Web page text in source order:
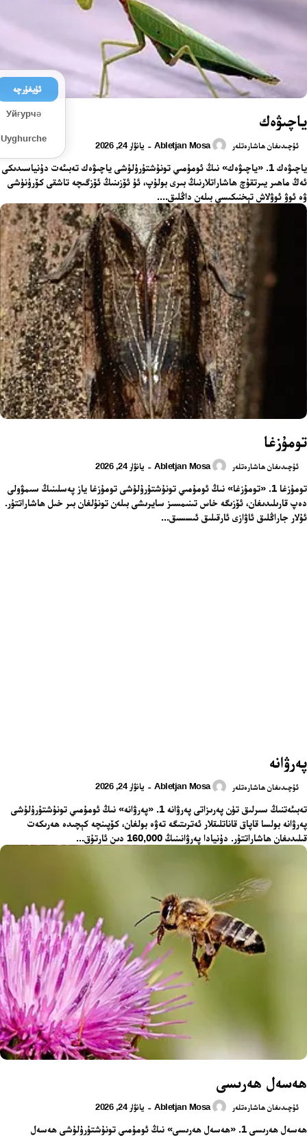
24 سائەت ئەزالىق پىلانى
ياچىۋەك
ئۇچىدىغان ھاشارەتلەر Abletjan Mosa
- يانۋار 24, 2026
ياچىۋەك 1. «ياچىۋەك» نىڭ ئومۇمىي تونۇشتۇرۇلۇشى ياچىۋەك تەبىئەت دۇنياسىدىكى
ئەڭ ماھىر يىرتقۇچ ھاشاراتلارنىڭ بىرى بولۇپ، ئۇ ئۆزىنىڭ ئۆزگىچە تاشقى كۆرۈنۈشى
ۋە ئوۋ ئوۋلاش تېخنىكىسى بىلەن داڭلىق....
تومۇزغا
ئۇچىدىغان ھاشارەتلەر Abletjan Mosa
- يانۋار 24, 2026
تومۇزغا 1. «تومۇزغا» نىڭ ئومۇمىي تونۇشتۇرۇلۇشى تومۇزغا ياز پەسلىنىڭ سىمۋولى
دەپ قارىلىدىغان، ئۆزىگە خاس تىنىمسىز سايرىشى بىلەن تونۇلغان بىر خىل ھاشاراتتۇر.
ئۇلار جاراڭلىق ئاۋازى ئارقىلىق ئىسسىق...
پەرۋانە
ئۇچىدىغان ھاشارەتلەر Abletjan Mosa
- يانۋار 24, 2026
تەبىئەتنىڭ سىرلىق تۈن پەرىزاتى پەرۋانە 1. «پەرۋانە» نىڭ ئومۇمىي تونۇشتۇرۇلۇشى
پەرۋانە بولسا قاپاق قاناتلىقلار ئەترىتىگە تەۋە بولغان، كۆپىنچە كېچىدە ھەرىكەت
قىلىدىغان ھاشاراتتۇر. دۇنيادا پەرۋانىنىڭ 160,000 دىن ئارتۇق...
ھەسەل ھەرىسى
ئۇچىدىغان ھاشارەتلەر Abletjan Mosa
- يانۋار 24, 2026
ھەسەل ھەرىسى 1. «ھەسەل ھەرىسى» نىڭ ئومۇمىي تونۇشتۇرۇلۇشى ھەسەل
ئۇيغۇرچە
Уйғурчә
Uyghurche